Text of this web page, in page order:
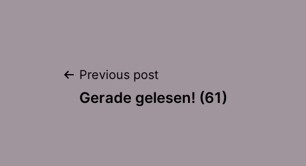
Post
Previous post
Gerade gelesen! (61)